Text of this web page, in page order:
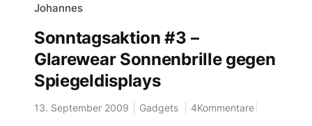
Johannes
Sonntagsaktion #3 –
Glarewear Sonnenbrille gegen
Spiegeldisplays
13. September 2009 Gadgets 4Kommentare